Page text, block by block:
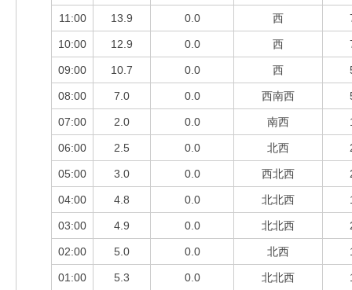
11:00 13.9 0.0 西
10:00 12.9 0.0 西
09:00 10.7 0.0 西
08:00 7.0 0.0 西南西
07:00 2.0 0.0 南西
06:00 2.5 0.0 北西
05:00 3.0 0.0 西北西
04:00 4.8 0.0 北北西
03:00 4.9 0.0 北北西
02:00 5.0 0.0 北西
01:00 5.3 0.0 北北西